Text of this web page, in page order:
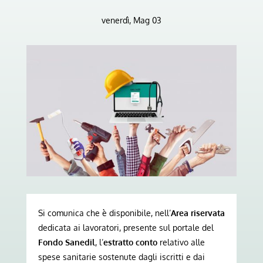
venerdì, Mag 03
Si comunica che è disponibile, nell’Area riservata
dedicata ai lavoratori, presente sul portale del
Fondo Sanedil, l’estratto contorelativo alle
spese sanitarie sostenute dagli iscritti e dai